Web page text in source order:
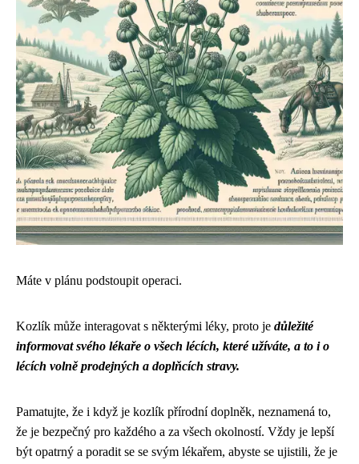
Máte v plánu podstoupit operaci.
Kozlík může interagovat s některými léky, proto je důležité
informovat svého lékaře o všech lécích, které užíváte, a to i o
lécích volně prodejných a doplňcích stravy.
Pamatujte, že i když je kozlík přírodní doplněk, neznamená to,
že je bezpečný pro každého a za všech okolností. Vždy je lepší
být opatrný a poradit se se svým lékařem, abyste se ujistili, že je